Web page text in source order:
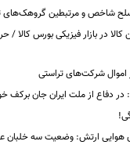
از ۴۱۳ هزار تن کالا در بازار فیزیکی بورس
در دفاع از ملت ایران جان برکف
هوایی ارتش: وضعیت سه خلبان